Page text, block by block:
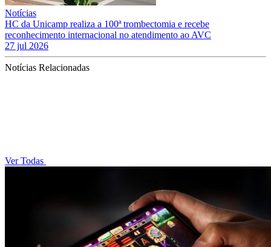
Notícias
HC da Unicamp realiza a 100ª trombectomia e recebe
reconhecimento internacional no atendimento ao AVC
27 jul 2026
Notícias Relacionadas
Ver Todas